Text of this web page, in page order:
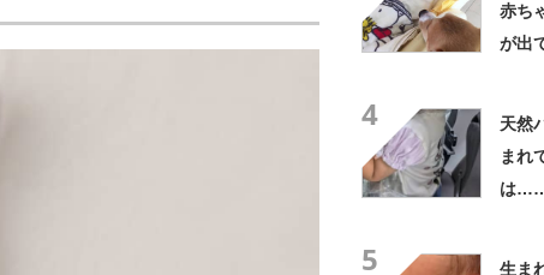
赤ち
が出
4
天然
まれ
は
5
生ま